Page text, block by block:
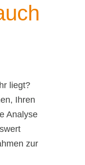
liegt?
Ihren
Analyse
zur